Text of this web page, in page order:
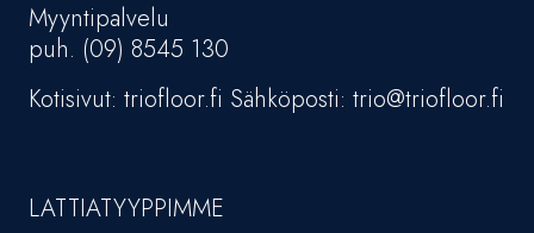
Myyntipalvelu
puh. (09) 8545 130
Kotisivut: triofloor.fi Sähköposti: trio@triofloor.fi
LATTIATYYPPIMME